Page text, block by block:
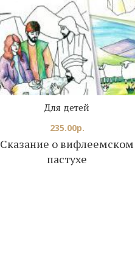
Сказание о вифлеемском
пастухе
Для детей
235.00р.